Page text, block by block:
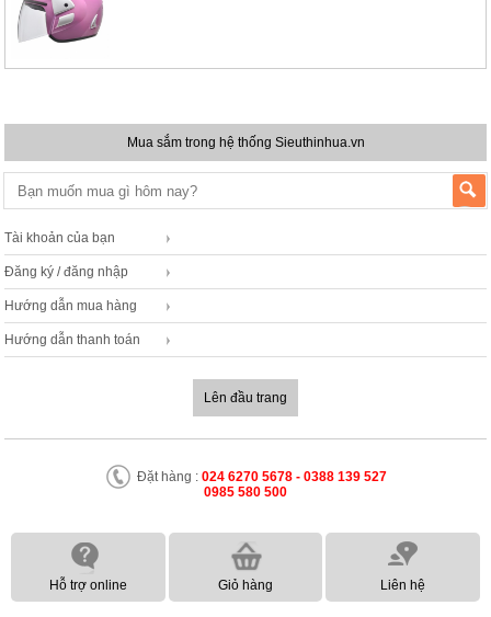
Mua sắm trong hệ thống Sieuthinhua.vn
Tài khoản của bạn
Đăng ký / đăng nhập
Hướng dẫn mua hàng
Hướng dẫn thanh toán
Lên đầu trang
Đặt hàng : 024 6270 5678 - 0388 139 527
0985 580 500
Hỗ trợ online Giỏ hàng Liên hệ